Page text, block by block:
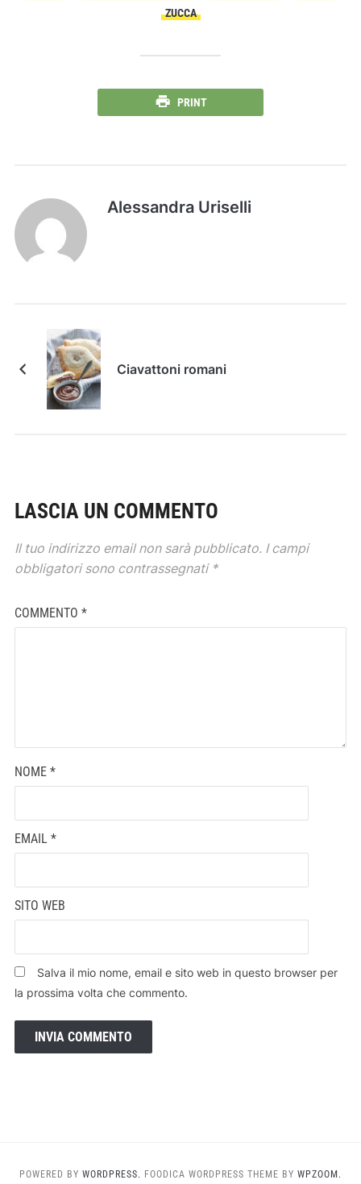
ZUCCA
PRINT
Alessandra Uriselli
Ciavattoni romani
LASCIA UN COMMENTO
Il tuo indirizzo email non sarà pubblicato. I campi
obbligatori sono contrassegnati *
COMMENTO *
NOME *
EMAIL *
SITO WEB
Salva il mio nome, email e sito web in questo browser per
la prossima volta che commento.
POWERED BY WORDPRESS. FOODICA WORDPRESS THEME BY WPZOOM.